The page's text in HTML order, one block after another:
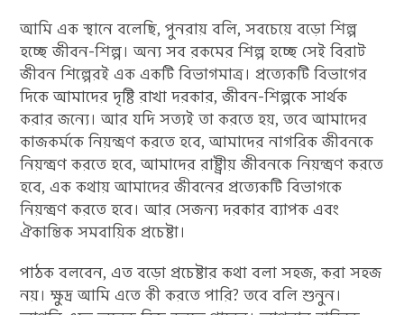
আমি এক স্থানে বলেছি, পুনরায় বলি, সবচেয়ে বড়ো শিল্প
হচ্ছে জীবন-শিল্প। অন্য সব রকমের শিল্প হচ্ছে সেই বিরাট
জীবন শিল্পেরই এক একটি বিভাগমাত্র। প্রত্যেকটি বিভাগের
দিকে আমাদের দৃষ্টি রাখা দরকার, জীবন-শিল্পকে সার্থক
করার জন্যে। আর যদি সত্যই তা করতে হয়, তবে আমাদের
কাজকর্মকে নিয়ন্ত্রণ করতে হবে, আমাদের নাগরিক জীবনকে
নিয়ন্ত্রণ করতে হবে, আমাদের রাষ্ট্রীয় জীবনকে নিয়ন্ত্রণ করতে
হবে, এক কথায় আমাদের জীবনের প্রত্যেকটি বিভাগকে
নিয়ন্ত্রণ করতে হবে। আর সেজন্য দরকার ব্যাপক এবং
ঐকান্তিক সমবায়িক প্রচেষ্টা।
পাঠক বলবেন, এত বড়ো প্রচেষ্টার কথা বলা সহজ, করা সহজ
নয়। ক্ষুদ্র আমি এতে কী করতে পারি? তবে বলি শুনুন।